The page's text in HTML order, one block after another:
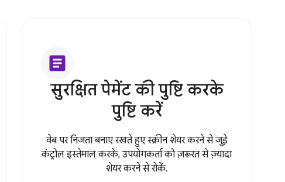
article
सुरक्षित पेमेंट की पुष्टि करके
पुष्टि करें
वेब पर निजता बनाए रखते हुए स्क्रीन शेयर करने से जुड़े
कंट्रोल इस्तेमाल करके, उपयोगकर्ता को ज़रूरत से ज़्यादा
शेयर करने से रोकें.